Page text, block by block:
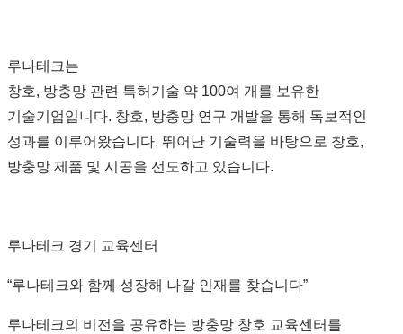
루나테크는
창호, 방충망 관련 특허기술 약 100여 개를 보유한
기술기업입니다. 창호, 방충망 연구 개발을 통해 독보적인
성과를 이루어왔습니다. 뛰어난 기술력을 바탕으로 창호,
방충망 제품 및 시공을 선도하고 있습니다.
루나테크 경기 교육센터
“루나테크와 함께 성장해 나갈 인재를 찾습니다”
루나테크의 비전을 공유하는 방충망 창호 교육센터를